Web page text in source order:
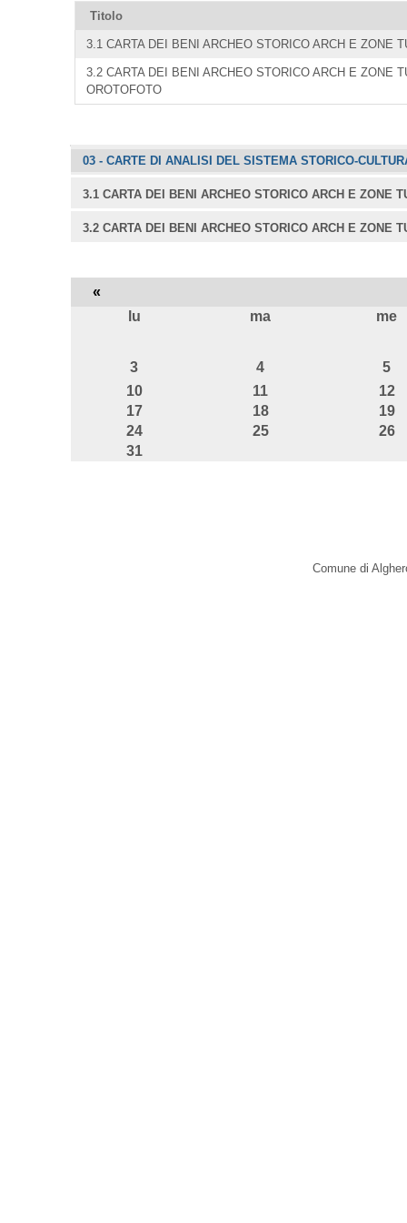
Titolo
3.1 CARTA DEI BENI ARCHEO STORICO ARCH E ZONE
3.2 CARTA DEI BENI ARCHEO STORICO ARCH E ZONE
OROTOFOTO
Navigazione
03 - CARTE DI ANALISI DEL SISTEMA STORICO-
3.1 CARTA DEI BENI ARCHEO STORICO ARCH E ZONE
3.2 CARTA DEI BENI ARCHEO STORICO ARCH E ZONE
«
lu ma me
3 4
5
10
11
12
17
18
19
24
25
26
31
Comune di